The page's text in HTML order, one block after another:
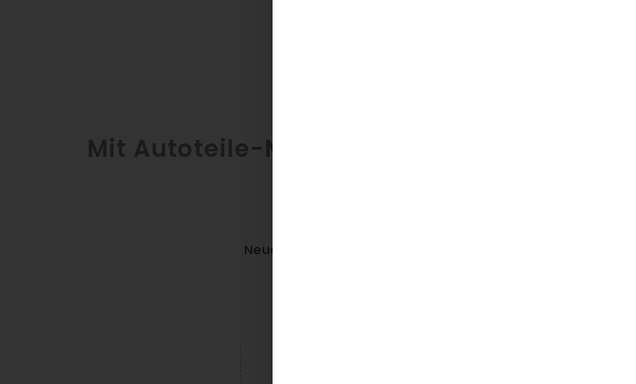
Mit Autoteile-Markt.de europaweit
Neue B2C- und B2B-Kunden erreichen
der Autoteile-Markt.de